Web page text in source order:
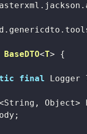
BaseDTO<T> {
final Logger
Object>